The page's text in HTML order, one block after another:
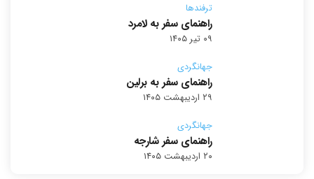
ترفندها
راهنمای سفر به لامرد
۰۹ تیر ۱۴۰۵
جهانگردی
راهنمای سفر به برلین
۲۹ اردیبهشت ۱۴۰۵
جهانگردی
راهنمای سفر شارجه
۲۰ اردیبهشت ۱۴۰۵